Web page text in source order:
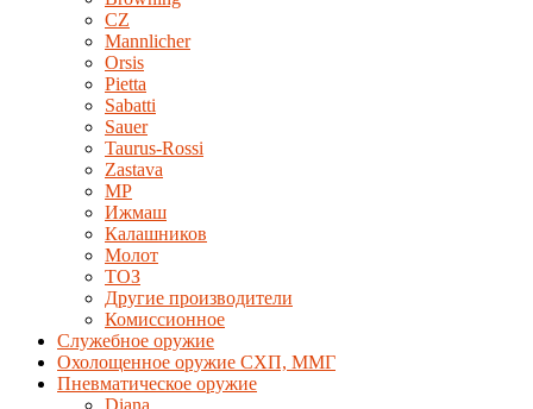
CZ
Mannlicher
Orsis
Pietta
Sabatti
Sauer
Taurus-Rossi
Zastava
MP
Ижмаш
Калашников
Молот
ТОЗ
Другие производители
Комиссионное
Служебное оружие
Охолощенное оружие СХП, ММГ
Пневматическое оружие
Diana